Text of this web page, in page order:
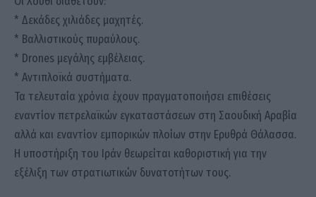
* Δεκάδες χιλιάδες μαχητές.
* Βαλλιστικούς πυραύλους.
* Drones μεγάλης εμβέλειας.
* Αντιπλοϊκά συστήματα.
Τα τελευταία χρόνια έχουν πραγματοποιήσει επιθέσεις
εναντίον πετρελαϊκών εγκαταστάσεων στη Σαουδική Αραβία
αλλά και εναντίον εμπορικών πλοίων στην Ερυθρά Θάλασσα.
Η υποστήριξη του Ιράν θεωρείται καθοριστική για την
εξέλιξη των στρατιωτικών δυνατοτήτων τους.